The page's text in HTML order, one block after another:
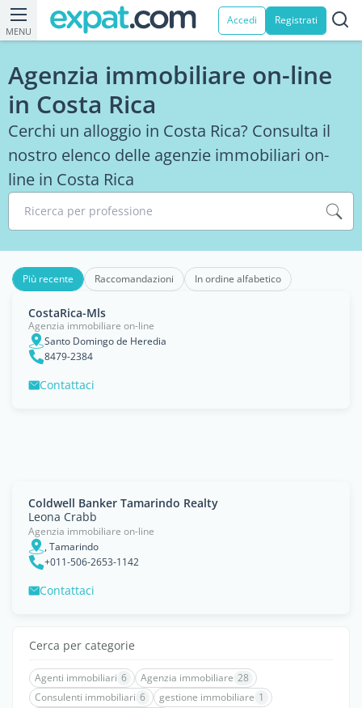
MENU
Accedi Registrati
Agenzia immobiliare on-line
in Costa Rica
Cerchi un alloggio in Costa Rica? Consulta il
nostro elenco delle agenzie immobiliari on-
line in Costa Rica
Ricerca per professione
Più recente Raccomandazioni In ordine alfabetico
CostaRica-Mls
Agenzia immobiliare on-line
Santo Domingo de Heredia
8479-2384
Contattaci
Coldwell Banker Tamarindo Realty
Leona Crabb
Agenzia immobiliare on-line
, Tamarindo
+011-506-2653-1142
Contattaci
Cerca per categorie
Agenti immobiliari 6 Agenzia immobiliare 28
Consulenti immobiliari 6 gestione immobiliare 1